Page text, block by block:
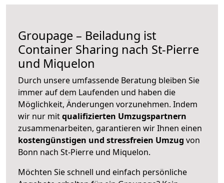
Groupage – Beiladung ist
Container Sharing nach St-Pierre
und Miquelon
Durch unsere umfassende Beratung bleiben Sie
immer auf dem Laufenden und haben die
Möglichkeit, Änderungen vorzunehmen. Indem
wir nur mitqualifizierten Umzugspartnern
zusammenarbeiten, garantieren wir Ihnen einen
kostengünstigen und stressfreien Umzug von
Bonn nach St-Pierre und Miquelon.
Möchten Sie schnell und einfach persönliche